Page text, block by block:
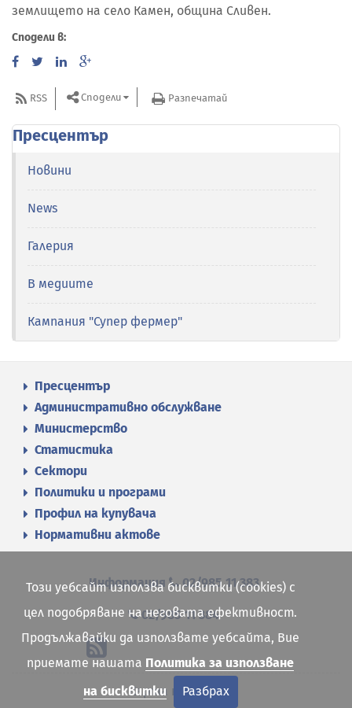
землището на село Камен, община Сливен.
Сподели в:
RSS Сподели Разпечатай
Пресцентър
Новини
News
Галерия
В медиите
Кампания "Супер фермер"
Пресцентър
Административно обслужване
Министерство
Статистика
Сектори
Политики и програми
Профил на купувача
Нормативни актове
Информация 02/985 11 383
02/985 11 384
Карта на сайта
Този уебсайт използва бисквитки (cookies) с
цел подобряване на неговата ефективност.
Продължавайки да използвате уебсайта, Вие
приемате нашата Политика за използване
на бисквитки
Разбрах